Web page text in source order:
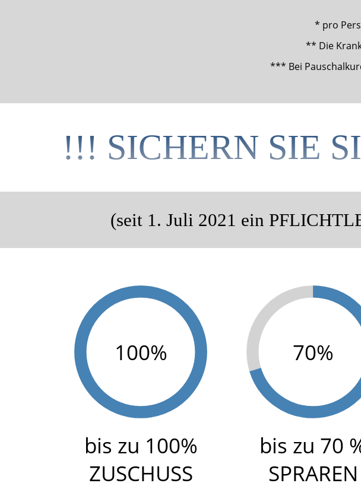
* pro
** Die
*** Bei
!!! SICHERN SIE
(seit 1. Juli 2021 ein
100%
bis zu 100%
ZUSCHUSS
70%
bis zu 70
SPRAREN